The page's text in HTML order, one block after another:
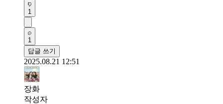
1
1
답글 쓰기
2025.08.21 12:51
장화
작성자